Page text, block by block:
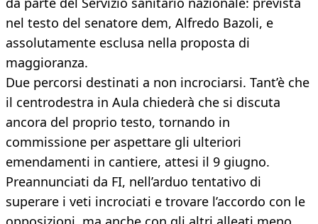
nel testo del senatore dem, Alfredo Bazoli, e
assolutamente esclusa nella proposta di
maggioranza.
Due percorsi destinati a non incrociarsi. Tant’è che
il centrodestra in Aula chiederà che si discuta
ancora del proprio testo, tornando in
commissione per aspettare gli ulteriori
emendamenti in cantiere, attesi il 9 giugno.
Preannunciati da FI, nell’arduo tentativo di
superare i veti incrociati e trovare l’accordo con le